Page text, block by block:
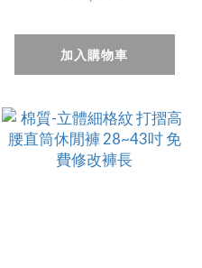
加入購物車